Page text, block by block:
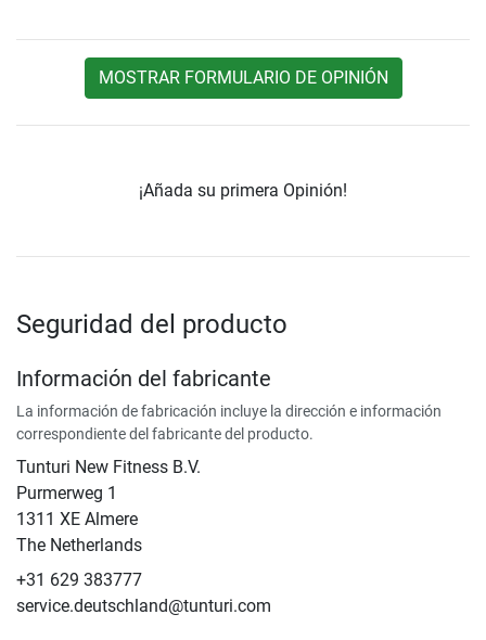
MOSTRAR FORMULARIO DE OPINIÓN
¡Añada su primera Opinión!
Seguridad del producto
Información del fabricante
La información de fabricación incluye la dirección e información
correspondiente del fabricante del producto.
Tunturi New Fitness B.V.
​Purmerweg 1
1311 XE Almere
The Netherlands
+31 629 383777
service.deutschland@tunturi.com